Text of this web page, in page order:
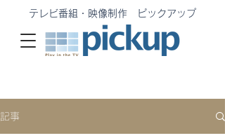
テレビ番組・映像制作 ピックアップ
記事